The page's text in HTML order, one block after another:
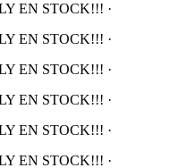
EN STOCK!!! ·
EN STOCK!!! ·
EN STOCK!!! ·
EN STOCK!!! ·
EN STOCK!!! ·
EN STOCK!!! ·